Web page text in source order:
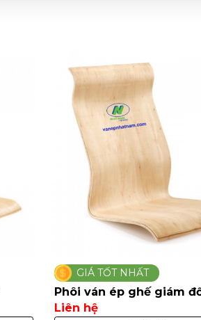
GIÁ TỐT NHẤT
Phôi ván ép ghế giám
Liên hệ